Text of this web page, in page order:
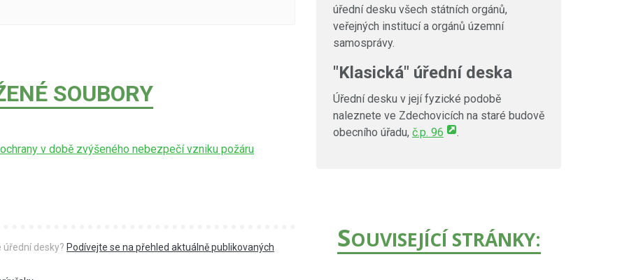
SOUBORY
v době zvýšeného nebezpečí vzniku požáru
úřední desky? Podívejte se na přehled aktuálně publikovaných
úřední desku všech státních orgánů,
veřejných institucí a orgánů územní
samosprávy.
"Klasická" úřední deska
Úřední desku v její fyzické podobě
naleznete ve Zdechovicích na staré budově
obecního úřadu, č.p. 96 .
SOUVISEJÍCÍ STRÁNKY: